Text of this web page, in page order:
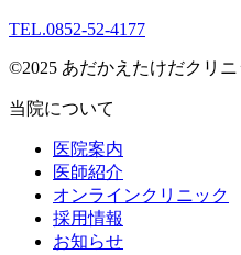
TEL.0852-52-4177
©2025 あだかえたけだクリニ
当院について
医院案内
医師紹介
オンラインクリニック
採用情報
お知らせ